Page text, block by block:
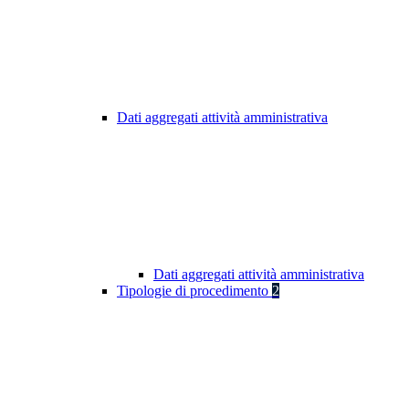
Dati aggregati attività amministrativa
Dati aggregati attività amministrativa
Tipologie di procedimento 2